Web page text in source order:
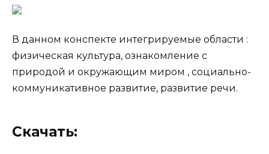
В данном конспекте интегрируемые области :
физическая культура, ознакомление с
природой и окружающим миром , социально-
коммуникативное развитие, развитие речи.
Скачать: